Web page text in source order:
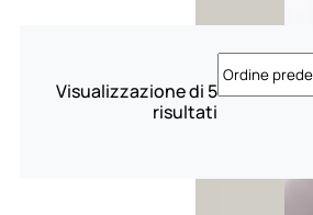
Visualizzazione di 5
risultati